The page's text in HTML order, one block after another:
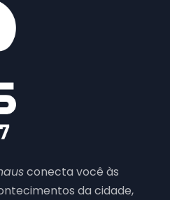
conecta você às
da cidade,